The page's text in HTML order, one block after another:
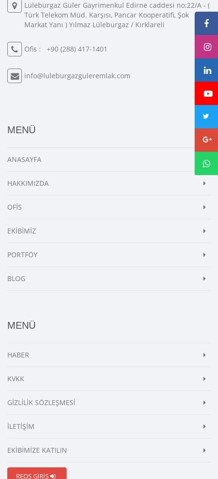
Lüleburgaz Güler Gayrimenkul Edirne caddesi no:22/A - (
Türk Telekom Müd. Karşısı, Pancar Kooperatifi, Şok
Markat Yanı ) Yılmaz Lüleburgaz / Kırklareli
Ofis : +90 (288) 417-1401
info@luleburgazguleremlak.com
MENÜ
ANASAYFA
HAKKIMIZDA
OFİS
EKİBİMİZ
PORTFÖY
BLOG
MENÜ
HABER
KVKK
GİZLİLİK SÖZLEŞMESİ
İLETİŞİM
EKİBİMİZE KATILIN
REOS GİRİŞ